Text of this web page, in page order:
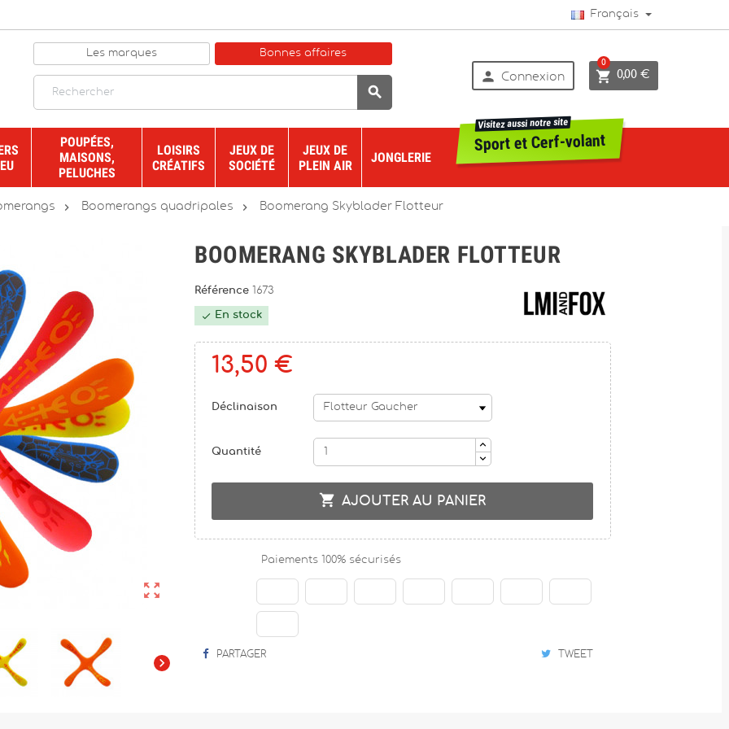
Français
Les marques Bonnes affaires

 Connexion  0,00 €
0
POUPÉES,
MAISONS,
PELUCHES
LOISIRS
CRÉATIFS
JEUX DE
SOCIÉTÉ
JEUX DE
PLEIN AIR
JONGLERIE
Sport et Cerf-volant
Visitez aussi notre site
 Boomerangs quadripales  Boomerang Skyblader Flotteur


BOOMERANG SKYBLADER FLOTTEUR
Référence 1673
 En stock
13,50 €
Déclinaison
Quantité
 AJOUTER AU PANIER
Paiements 100% sécurisés
PARTAGER TWEET